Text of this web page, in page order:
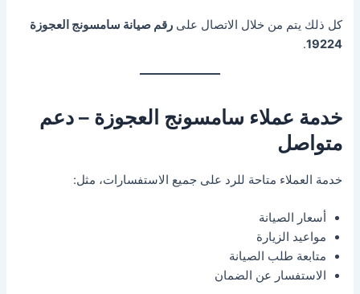
كل ذلك يتم من خلال الاتصال علىرقم صيانة سامسونج العجوزة
19224
.
خدمة عملاء سامسونج العجوزة – دعم
متواصل
خدمة العملاء متاحة للرد على جميع الاستفسارات، مثل:
أسعار الصيانة
مواعيد الزيارة
متابعة طلب الصيانة
الاستفسار عن الضمان